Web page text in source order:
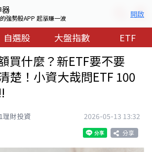
器
強勢股APP 起漲賺一波 開啟
自選股 大盤指數 ETF
買什麼？新ETF要不要
楚！小資大哉問ETF 100
理財投資 2026-05-13 13:32
分享